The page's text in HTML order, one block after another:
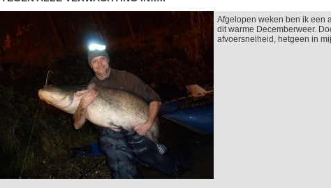
Afgelopen weken ben ik een
dit warme Decemberweer.
afvoersnelheid, hetgeen in